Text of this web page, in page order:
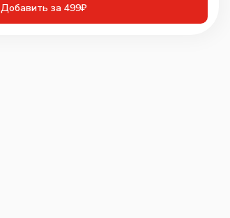
Добавить за 499₽